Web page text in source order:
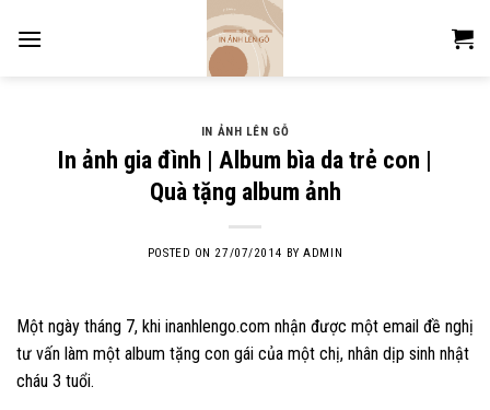
IN ẢNH LÊN GỖ
In ảnh gia đình | Album bìa da trẻ con |
Quà tặng album ảnh
POSTED ON 27/07/2014 BYADMIN
Một ngày tháng 7, khi inanhlengo.com nhận được một email đề nghị
tư vấn làm một album tặng con gái của một chị, nhân dịp sinh nhật
cháu 3 tuổi.